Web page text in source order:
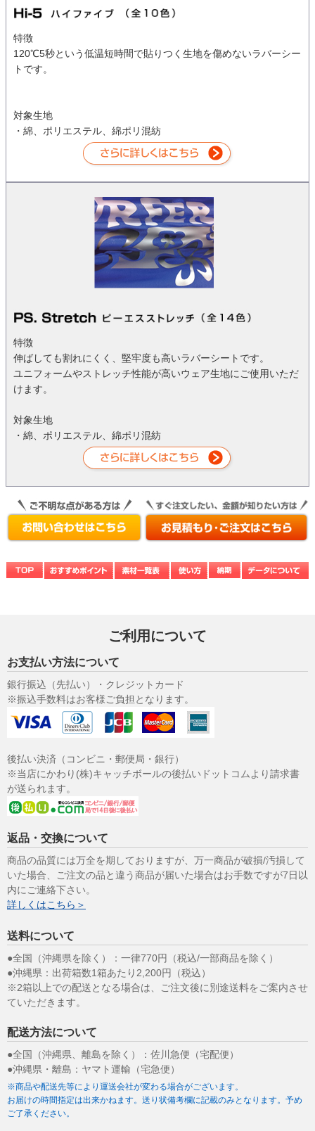
特徴
120℃5秒という低温短時間で貼りつく生地を傷めないラバーシー
トです。
対象生地
・綿、ポリエステル、綿ポリ混紡
特徴
伸ばしても割れにくく、堅牢度も高いラバーシートです。
ユニフォームやストレッチ性能が高いウェア生地にご使用いただ
けます。
対象生地
・綿、ポリエステル、綿ポリ混紡
ご利用について
お支払い方法について
銀行振込（先払い）・クレジットカード
※振込手数料はお客様ご負担となります。
後払い決済（コンビニ・郵便局・銀行）
※当店にかわり(株)キャッチボールの後払いドットコムより請求書
が送られます。
返品・交換について
商品の品質には万全を期しておりますが、万一商品が破損/汚損して
いた場合、ご注文の品と違う商品が届いた場合はお手数ですが7日以
内にご連絡下さい。
詳しくはこちら＞
送料について
●全国（沖縄県を除く）：一律770円（税込/一部商品を除く）
●沖縄県：出荷箱数1箱あたり2,200円（税込）
※2箱以上での配送となる場合は、ご注文後に別途送料をご案内させ
ていただきます。
配送方法について
●全国（沖縄県、離島を除く）：佐川急便（宅配便）
●沖縄県・離島：ヤマト運輸（宅急便）
※商品や配送先等により運送会社が変わる場合がございます。
お届けの時間指定は出来かねます。送り状備考欄に記載のみとなります。予め
ご了承ください。